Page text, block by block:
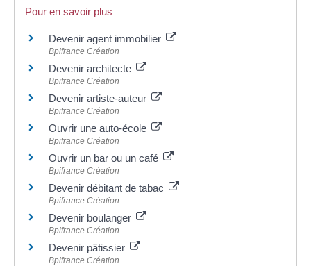
Pour en savoir plus
Devenir agent immobilier
Bpifrance Création
Devenir architecte
Bpifrance Création
Devenir artiste-auteur
Bpifrance Création
Ouvrir une auto-école
Bpifrance Création
Ouvrir un bar ou un café
Bpifrance Création
Devenir débitant de tabac
Bpifrance Création
Devenir boulanger
Bpifrance Création
Devenir pâtissier
Bpifrance Création